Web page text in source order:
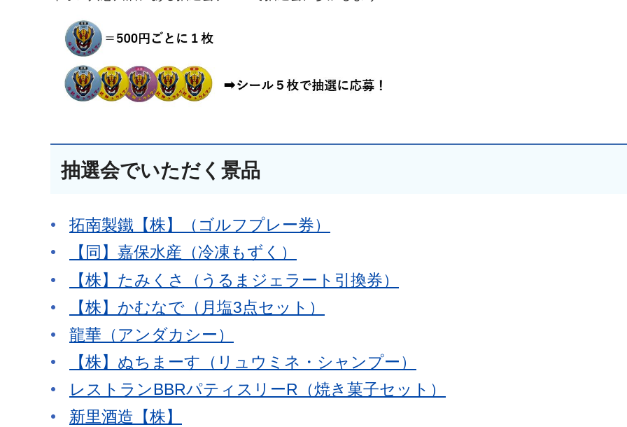
抽選会でいただく景品
拓南製鐵【株】（ゴルフプレー券）
【同】嘉保水産（冷凍もずく）
【株】たみくさ（うるまジェラート引換券）
【株】かむなで（月塩3点セット）
龍華（アンダカシー）
【株】ぬちまーす（リュウミネ・シャンプー）
レストランBBRパティスリーR（焼き菓子セット）
新里酒造【株】